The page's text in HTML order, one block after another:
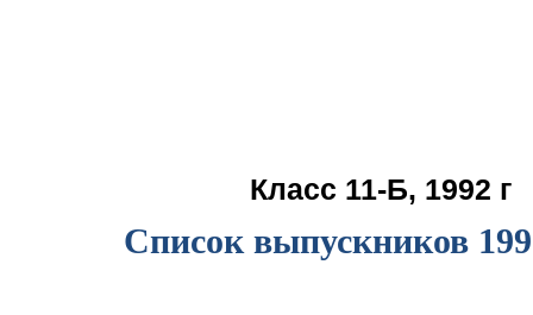
Класс 11-Б, 1992 г
Список выпускников